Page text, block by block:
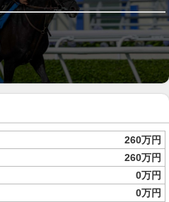
260万円
260万円
0万円
0万円